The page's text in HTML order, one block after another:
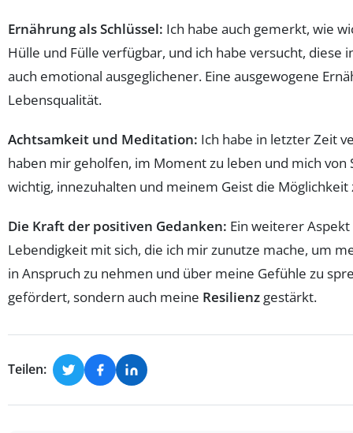
Ernährung als Schlüssel: Ich habe auch gemerkt, wie
Hülle und Fülle verfügbar, und ich habe versucht,
auch emotional ausgeglichener. Eine ausgewogene
Lebensqualität.
Achtsamkeit und Meditation: Ich habe in letzter Zeit
haben mir geholfen, im Moment zu leben und mich
wichtig, innezuhalten und meinem Geist die
Die Kraft der positiven Gedanken: Ein weiterer
Lebendigkeit mit sich, die ich mir zunutze mache, um
in Anspruch zu nehmen und über meine Gefühle zu
gefördert, sondern auch meine Resilienz gestärkt.
Teilen: